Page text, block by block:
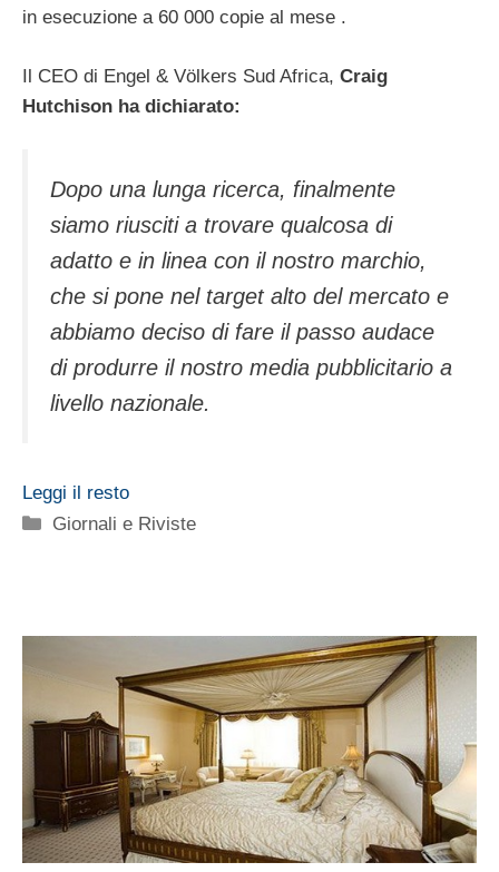
in esecuzione a 60 000 copie al mese .
Il CEO di Engel & Völkers Sud Africa, Craig
Hutchison ha dichiarato:
Dopo una lunga ricerca, finalmente
siamo riusciti a trovare qualcosa di
adatto e in linea con il nostro marchio,
che si pone nel target alto del mercato e
abbiamo deciso di fare il passo audace
di produrre il nostro media pubblicitario a
livello nazionale.
Leggi il resto
Categorie
Giornali e Riviste